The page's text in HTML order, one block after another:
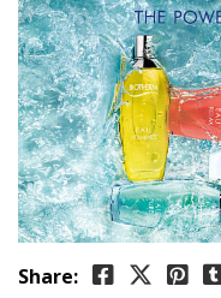
Share: